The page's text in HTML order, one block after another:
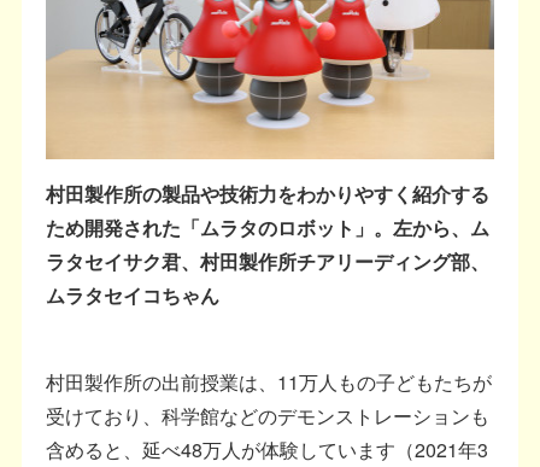
村田製作所の製品や技術力をわかりやすく紹介する
ため開発された「ムラタのロボット」。左から、ム
ラタセイサク君、村田製作所チアリーディング部、
ムラタセイコちゃん
村田製作所の出前授業は、11万人もの子どもたちが
受けており、科学館などのデモンストレーションも
含めると、延べ48万人が体験しています（2021年3